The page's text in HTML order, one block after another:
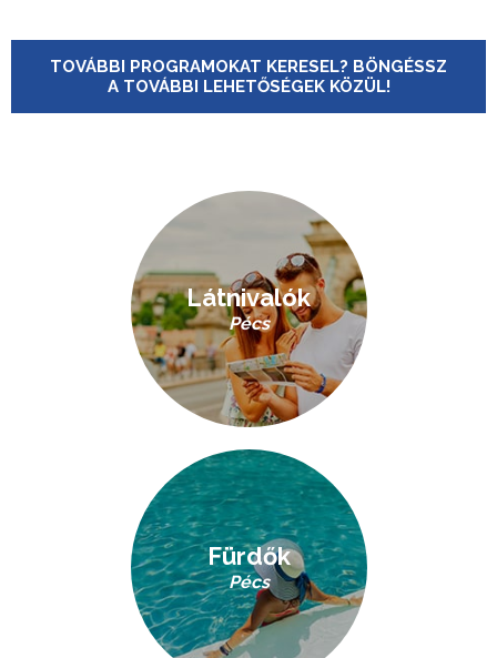
TOVÁBBI PROGRAMOKAT KERESEL? BÖNGÉSSZ
A TOVÁBBI LEHETŐSÉGEK KÖZÜL!
Látnivalók
Pécs
Fürdők
Pécs